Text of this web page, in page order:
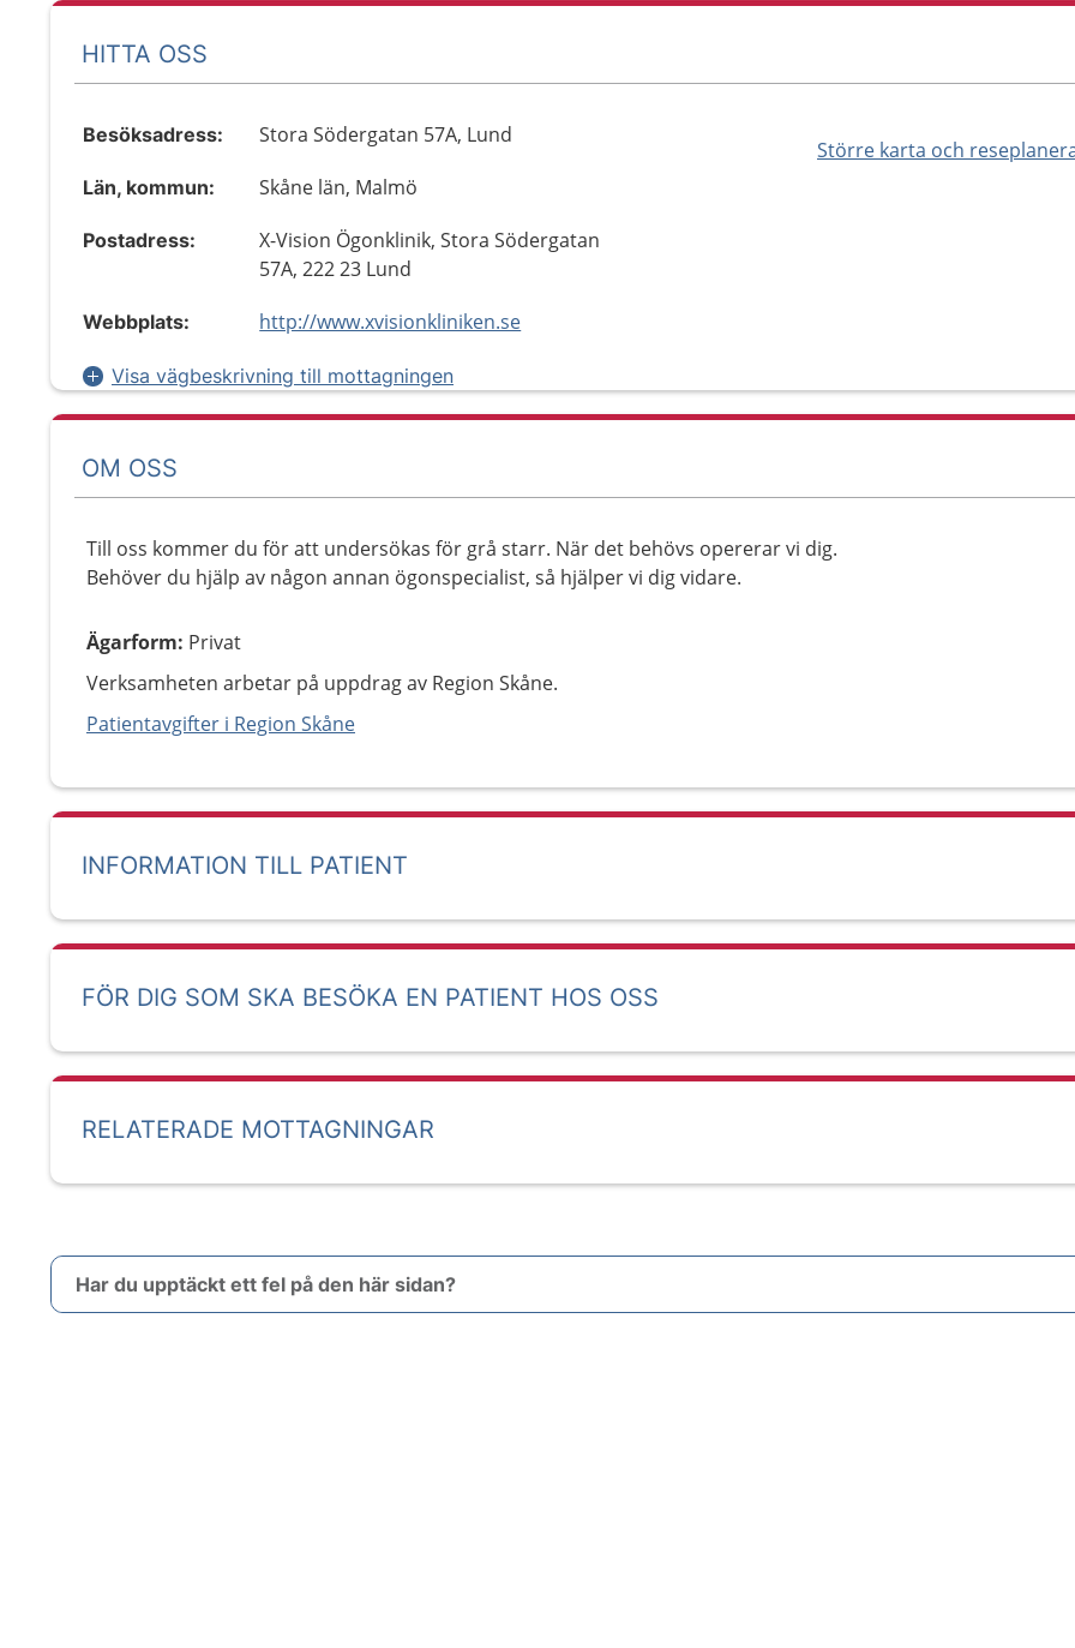
HITTA OSS
Större karta och
Besöksadress: Stora Södergatan 57A, Lund
Län, kommun: Skåne län, Malmö
Postadress:
X-Vision Ögonklinik, Stora Södergatan
57A, 222 23 Lund
Webbplats: http://www.xvisionkliniken.se
Visa vägbeskrivning till mottagningen
OM OSS
Till oss kommer du för att undersökas för grå starr. När det behövs opererar vi dig.
Behöver du hjälp av någon annan ögonspecialist, så hjälper vi dig vidare.
Ägarform: Privat
Verksamheten arbetar på uppdrag av Region Skåne.
Patientavgifter i Region Skåne
INFORMATION TILL PATIENT
FÖR DIG SOM SKA BESÖKA EN PATIENT HOS OSS
RELATERADE MOTTAGNINGAR
Har du upptäckt ett fel på den här sidan?